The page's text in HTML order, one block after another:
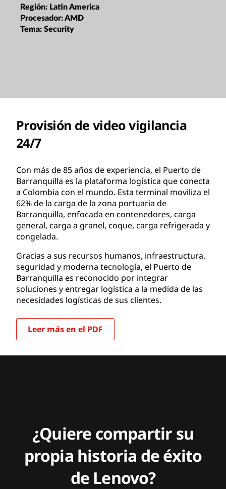
Región: Latin America
Procesador:AMD
Tema: Security
Provisión de video vigilancia
24/7
Con más de 85 años de experiencia, el Puerto de
Barranquilla es la plataforma logística que conecta
a Colombia con el mundo. Esta terminal moviliza el
62% de la carga de la zona portuaria de
Barranquilla, enfocada en contenedores, carga
general, carga a granel, coque, carga refrigerada y
congelada.
Gracias a sus recursos humanos, infraestructura,
seguridad y moderna tecnología, el Puerto de
Barranquilla es reconocido por integrar
soluciones y entregar logística a la medida de las
necesidades logísticas de sus clientes.
Leer más en el PDF
¿Quiere compartir su
propia historia de éxito
de Lenovo?